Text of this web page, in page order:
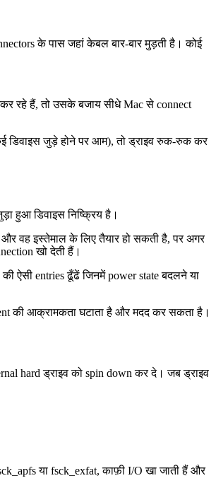
के पास जहां केबल बार-बार मुड़ती है। कोई
कर रहे हैं, तो उसके बजाय सीधे Mac से connect
डिवाइस जुड़े होने पर आम), तो ड्राइव रुक-रुक कर
हुआ डिवाइस निष्क्रिय है।
वह इस्तेमाल के लिए तैयार हो सकती है, पर अगर
खो देती हैं।
ऐसी entries ढूँढें जिनमें power state बदलने या
की आक्रामकता घटाता है और मदद कर सकता है।
hard ड्राइव को spin down कर दे। जब ड्राइव
या fsck_exfat, काफ़ी I/O खा जाती हैं और